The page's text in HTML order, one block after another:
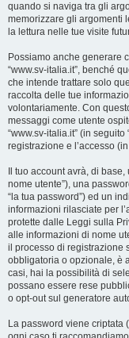
quando si naviga tra gli
memorizzare gli argomenti
la lettura nelle tue visite
Possiamo anche generare
“www.sv-italia.it”, benché
che intende trattare solo
raccolta delle tue
volontariamente. Con
messaggi come utente
“www.sv-italia.it” (in
registrazione e l’accesso
Il tuo account avrà, di
nome utente”), una
“la tua password”) ed un
informazioni rilasciate per
protette dalle Leggi sulla
alle informazioni di nome
il processo di registrazione
obbligatoria o opzionale, è
casi, hai la possibilità di
possano essere rese
o opt-out sul generatore
La password viene criptata